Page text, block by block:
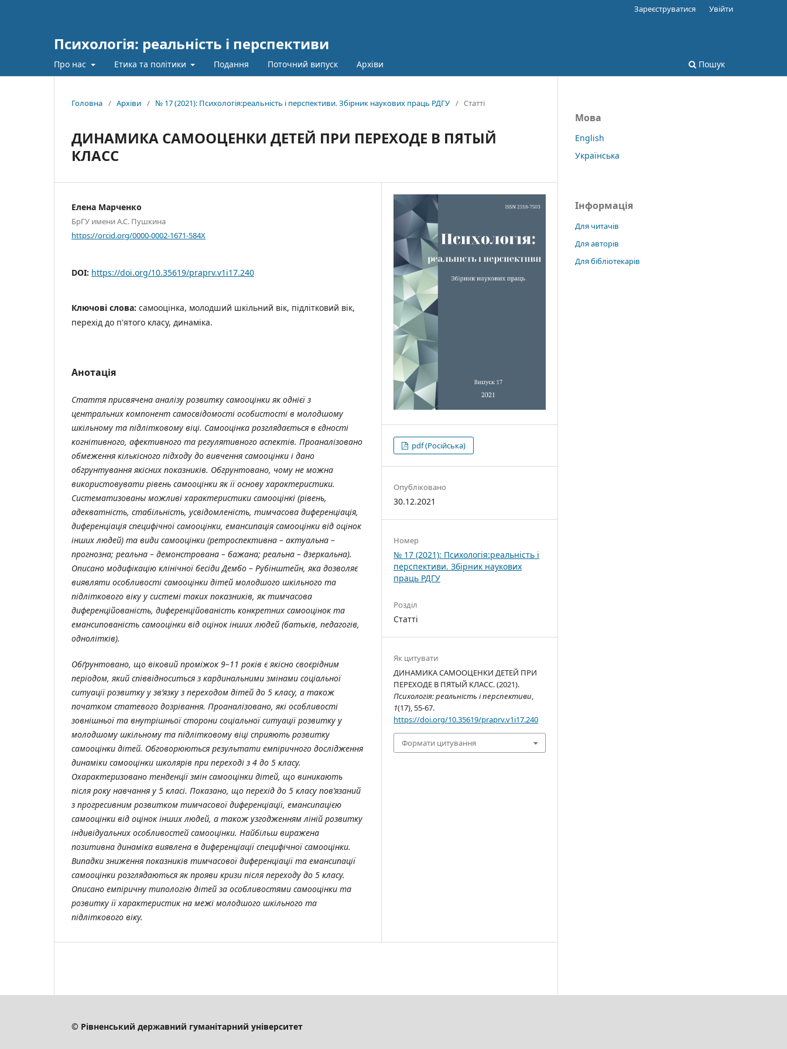
Психологія: реальність і перспективи
Про нас Етика та політики Подання Поточний випуск Архіви Пошук
Зареєструватися Увійти
Головна / Архіви / № 17 (2021): Психологія:реальність і перспективи. Збірник наукових праць РДГУ / Статті
ДИНАМИКА САМООЦЕНКИ ДЕТЕЙ ПРИ ПЕРЕХОДЕ В ПЯТЫЙ
КЛАСС
Елена Марченко
БрГУ имени А.С. Пушкина
https://orcid.org/0000-0002-1671-584X
DOI: https://doi.org/10.35619/praprv.v1i17.240
Ключові слова: самооцінка, молодший шкільний вік, підлітковий вік,
перехід до п'ятого класу, динаміка.
Анотація
Стаття присвячена аналізу розвитку самооцінки як однієї з
центральних компонент самосвідомості особистості в молодшому
шкільному та підлітковому віці. Самооцінка розглядається в єдності
когнітивного, афективного та регулятивного аспектів. Проаналізовано
обмеження кількісного підходу до вивчення самооцінки і дано
обгрунтування якісних показників. Обгрунтовано, чому не можна
використовувати рівень самооцінки як її основу характеристики.
Систематизованы можливі характеристики самооцінкі (рівень,
адекватність, стабільність, усвідомленість, тимчасова диференціація,
диференціація специфічної самооцінки, емансипація самооцінки від оцінок
інших людей) та види самооцінки (ретроспективна – актуальна –
прогнозна; реальна – демонстрована – бажана; реальна – дзеркальна).
Описано модифікацію клінічної бесіди Дембо – Рубінштейн, яка дозволяє
виявляти особливості самооцінки дітей молодшого шкільного та
підліткового віку у системі таких показників, як тимчасова
диференційованість, диференційованість конкретних самооцінок та
емансипованість самооцінки від оцінок інших людей (батьків, педагогів,
однолітків).
Обґрунтовано, що віковий проміжок 9–11 років є якісно своєрідним
періодом, який співвідноситься з кардинальними змінами соціальної
ситуації розвитку у зв’язку з переходом дітей до 5 класу, а також
початком статевого дозрівання. Проаналізовано, які особливості
зовнішньої та внутрішньої сторони соціальної ситуації розвитку у
молодшому шкільному та підлітковому віці сприяють розвитку
самооцінки дітей. Обговорюються результати емпіричного дослідження
динаміки самооцінки школярiв при переході з 4 до 5 класу.
Охарактеризовано тенденції змін самооцінки дітей, що виникають
після року навчання у 5 класі. Показано, що перехід до 5 класу пов’язаний
з прогресивним розвитком тимчасової диференціації, емансипацією
самооцінки від оцінок інших людей, а також узгодженням ліній розвитку
індивідуальних особливостей самооцінки. Найбільш виражена
позитивна динаміка виявлена ​​в диференціації специфічної самооцінки.
Випадки зниження показників тимчасової диференціації та емансипації
самооцінки розглядаються як прояви кризи після переходу до 5 класу.
Описано емпіричну типологію дітей за особливостями самооцінки та
розвитку її характеристик на межі молодшого шкільного та
підліткового віку.
pdf (Російська)
Опубліковано
30.12.2021
Номер
№ 17 (2021): Психологія:реальність і
перспективи. Збірник наукових
праць РДГУ
Розділ
Статті
Як цитувати
ДИНАМИКА САМООЦЕНКИ ДЕТЕЙ ПРИ
ПЕРЕХОДЕ В ПЯТЫЙ КЛАСС. (2021).
Психологія: реальність і перспективи,
1(17), 55-67.
https://doi.org/10.35619/praprv.v1i17.240
Формати цитування
Мова
English
Українська
Інформація
Для читачів
Для авторів
Для бібліотекарів
© Рівненський державний гуманітарний університет